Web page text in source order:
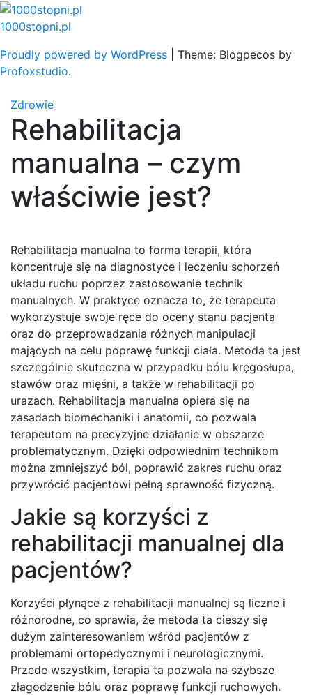
Skip
to
1000stopni.pl
Proudly powered by WordPress
Theme: Blogpecos by
Profoxstudio.
Zdrowie
Rehabilitacja
manualna – czym
właściwie jest?
Rehabilitacja manualna to forma terapii, która
koncentruje się na diagnostyce i leczeniu schorzeń
układu ruchu poprzez zastosowanie technik
manualnych. W praktyce oznacza to, że terapeuta
wykorzystuje swoje ręce do oceny stanu pacjenta
oraz do przeprowadzania różnych manipulacji
mających na celu poprawę funkcji ciała. Metoda ta jest
szczególnie skuteczna w przypadku bólu kręgosłupa,
stawów oraz mięśni, a także w rehabilitacji po
urazach. Rehabilitacja manualna opiera się na
zasadach biomechaniki i anatomii, co pozwala
terapeutom na precyzyjne działanie w obszarze
problematycznym. Dzięki odpowiednim technikom
można zmniejszyć ból, poprawić zakres ruchu oraz
przywrócić pacjentowi pełną sprawność fizyczną.
Jakie są korzyści z
rehabilitacji manualnej dla
pacjentów?
Korzyści płynące z rehabilitacji manualnej są liczne i
różnorodne, co sprawia, że metoda ta cieszy się
dużym zainteresowaniem wśród pacjentów z
problemami ortopedycznymi i neurologicznymi.
Przede wszystkim, terapia ta pozwala na szybsze
złagodzenie bólu oraz poprawę funkcji ruchowych.